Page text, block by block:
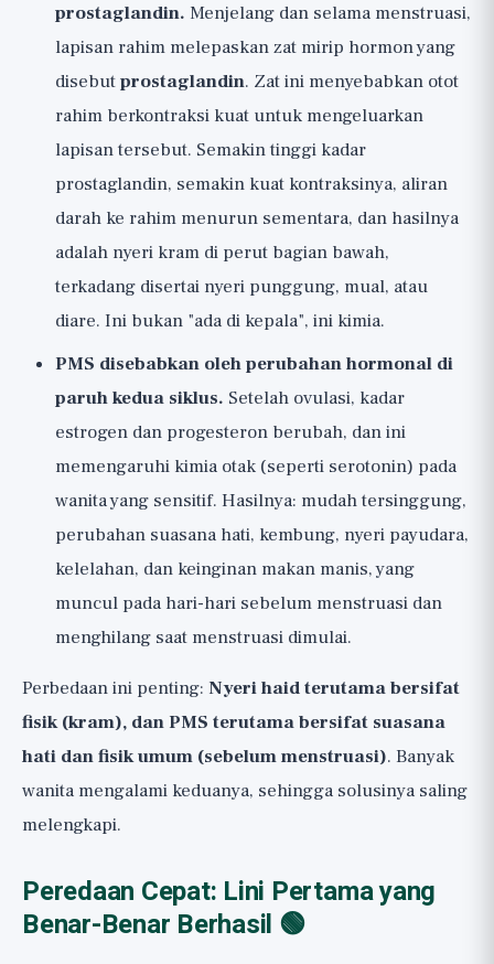
prostaglandin. Menjelang dan selama menstruasi,
lapisan rahim melepaskan zat mirip hormon yang
disebutprostaglandin. Zat ini menyebabkan otot
rahim berkontraksi kuat untuk mengeluarkan
lapisan tersebut. Semakin tinggi kadar
prostaglandin, semakin kuat kontraksinya, aliran
darah ke rahim menurun sementara, dan hasilnya
adalah nyeri kram di perut bagian bawah,
terkadang disertai nyeri punggung, mual, atau
diare. Ini bukan "ada di kepala", ini kimia.
PMS disebabkan oleh perubahan hormonal di
paruh kedua siklus. Setelah ovulasi, kadar
estrogen dan progesteron berubah, dan ini
memengaruhi kimia otak (seperti serotonin) pada
wanita yang sensitif. Hasilnya: mudah tersinggung,
perubahan suasana hati, kembung, nyeri payudara,
kelelahan, dan keinginan makan manis, yang
muncul pada hari-hari sebelum menstruasi dan
menghilang saat menstruasi dimulai.
Perbedaan ini penting: Nyeri haid terutama bersifat
fisik (kram), dan PMS terutama bersifat suasana
hati dan fisik umum (sebelum menstruasi). Banyak
wanita mengalami keduanya, sehingga solusinya saling
melengkapi.
Peredaan Cepat: Lini Pertama yang
Benar-Benar Berhasil 🟢